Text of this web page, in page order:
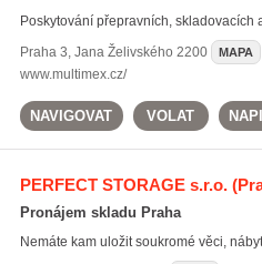
Poskytování přepravních, skladovacích
Praha 3, Jana Želivského 2200 MAPA
www.multimex.cz/
NAVIGOVAT VOLAT
PERFECT STORAGE s.r.o.
Pronájem skladu Praha
Nemáte kam uložit soukromé věci,